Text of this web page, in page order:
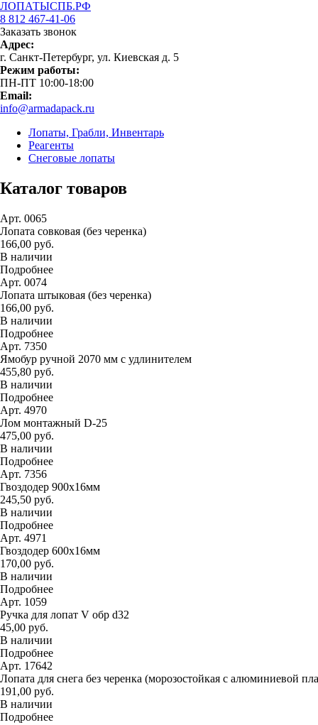
ЛОПАТЫСПБ.РФ
8 812 467-41-06
Заказать звонок
Адрес:
г. Санкт-Петербург, ул. Киевская д. 5
Режим работы:
ПН-ПТ 10:00-18:00
Email:
info@armadapack.ru
Лопаты, Грабли, Инвентарь
Реагенты
Снеговые лопаты
Каталог товаров
Арт. 0065
Лопата совковая (без черенка)
166,00 руб.
В наличии
Подробнее
Арт. 0074
Лопата штыковая (без черенка)
166,00 руб.
В наличии
Подробнее
Арт. 7350
Ямобур ручной 2070 мм с удлинителем
455,80 руб.
В наличии
Подробнее
Арт. 4970
Лом монтажный D-25
475,00 руб.
В наличии
Подробнее
Арт. 7356
Гвоздодер 900х16мм
245,50 руб.
В наличии
Подробнее
Арт. 4971
Гвоздодер 600х16мм
170,00 руб.
В наличии
Подробнее
Арт. 1059
Ручка для лопат V обр d32
45,00 руб.
В наличии
Подробнее
Арт. 17642
Лопата для снега без черенка (морозостойкая с алюминиевой
191,00 руб.
В наличии
Подробнее